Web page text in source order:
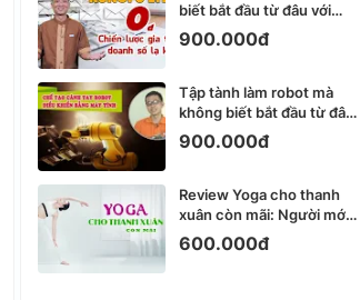
biết bắt đầu từ đâu với
Email Marketing
900.000đ
Tập tành làm robot mà
không biết bắt đầu từ đâu
thì dễ nản thật
900.000đ
Review Yoga cho thanh
xuân còn mãi: Người mới
bắt đầu có dễ tập?
600.000đ